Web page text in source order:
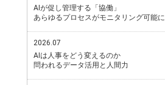
AIが促し管理する「協働」
あらゆるプロセスがモニタリング可能に
2026.07
AIは人事をどう変えるのか
問われるデータ活用と人間力